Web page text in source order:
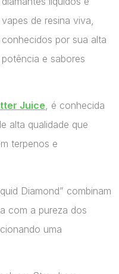
vapes de resina viva,
conhecidos por sua alta
potência e sabores
Juice, é conhecida
alta qualidade que
terpenos e
Diamond” combinam
com a pureza dos
uma